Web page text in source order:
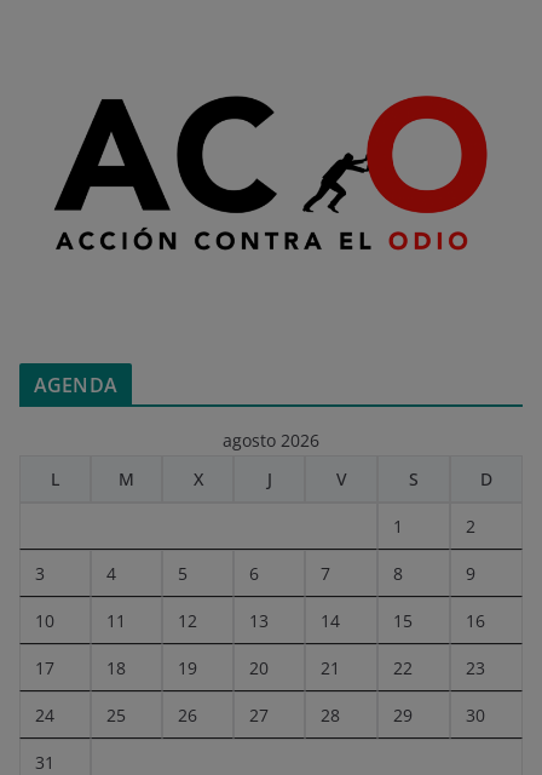
AGENDA
agosto 2026
L
M X J V S D
1 2
3 4 5 6 7 8 9
10 11 12 13 14 15 16
17 18 19 20 21 22 23
24 25 26 27 28 29 30
31